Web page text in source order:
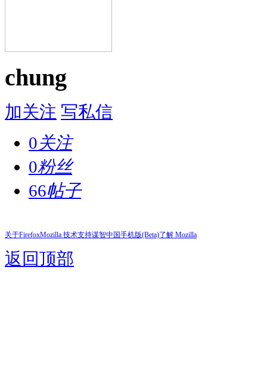
chung
加关注 写私信
0关注
0粉丝
66帖子
关于FirefoxMozilla 技术支持谋智中国手机版(Beta)了解 Mozilla
返回顶部